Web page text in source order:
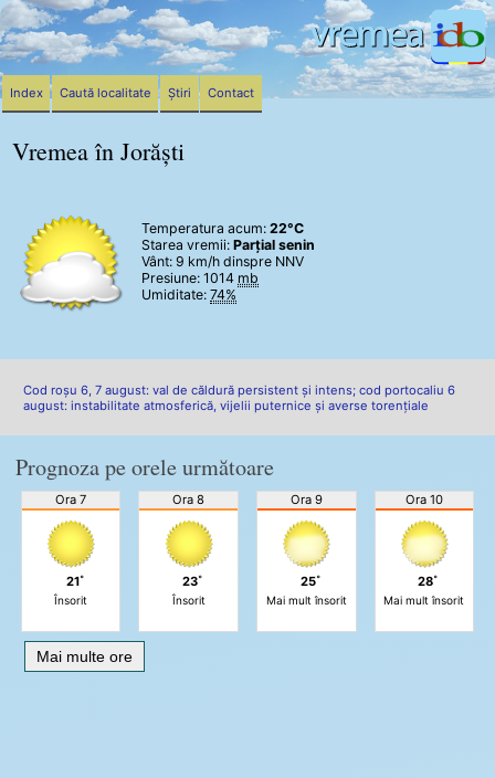
Vremea în Jorăști
Temperatura acum: 22°C
Starea vremii: Parțial senin
Vânt: 9 km/h dinspre NNV
Presiune: 1014 mb
Umiditate: 74%
Cod roșu 6, 7 august: val de căldură persistent și intens; cod portocaliu 6
august: instabilitate atmosferică, vijelii puternice și averse torențiale
Prognoza pe orele următoare
Ora 7
21˚
Însorit
Ora 8
23˚
Însorit
Ora 9
25˚
Mai mult însorit
Ora 10
28˚
Mai mult însorit
Mai multe ore
Index Caută localitate Știri Contact